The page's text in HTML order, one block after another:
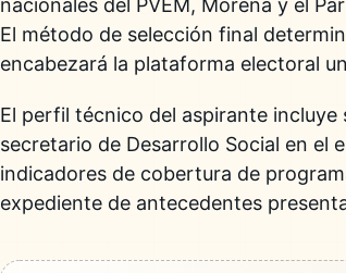
nacionales del PVEM, Morena y el
El método de selección final
encabezará la plataforma electoral
El perfil técnico del aspirante
secretario de Desarrollo Social en el
indicadores de cobertura de
expediente de antecedentes